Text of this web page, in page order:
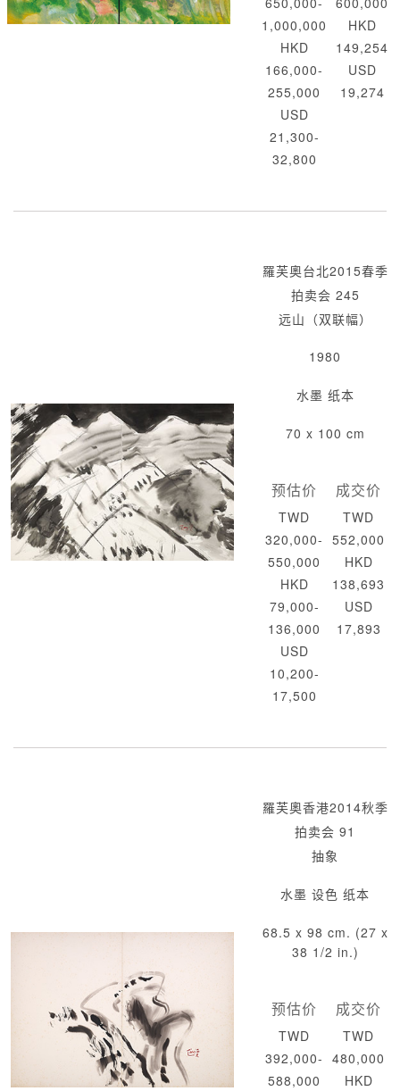
1,000,000
HKD
166,000-
255,000
USD
21,300-
32,800
HKD
149,254
USD
19,274
羅芙奧台北2015春季
拍卖会 245
远山（双联幅）
1980
水墨 纸本
70 x 100 cm
预估价
TWD
320,000-
550,000
HKD
79,000-
136,000
USD
10,200-
17,500
成交价
TWD
552,000
HKD
138,693
USD
17,893
羅芙奧香港2014秋季
拍卖会 91
抽象
水墨 设色 纸本
68.5 x 98 cm. (27 x
38 1/2 in.)
预估价
TWD
392,000-
588,000
成交价
TWD
480,000
HKD